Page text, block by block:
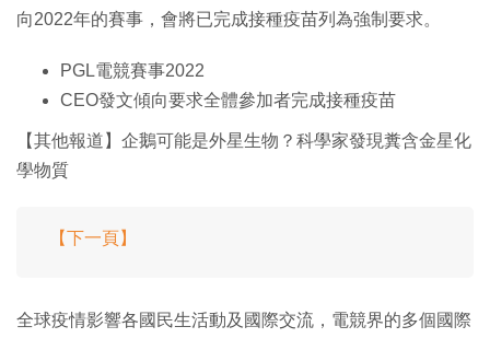
向2022年的賽事，會將已完成接種疫苗列為強制要求。
PGL電競賽事2022
CEO發文傾向要求全體參加者完成接種疫苗
【其他報道】企鵝可能是外星生物？科學家發現糞含金星化
學物質
【下一頁】
全球疫情影響各國民生活動及國際交流，電競界的多個國際